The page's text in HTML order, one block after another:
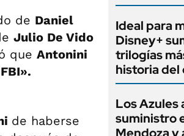
de Daniel
Julio De Vido
que Antonini
de haberse
Ideal para
Disney+
trilogías
historia del
Los Azules
suministro